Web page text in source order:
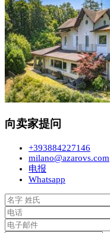
向卖家提问
+393884227146
milano@azarovs.com
电报
Whatsapp